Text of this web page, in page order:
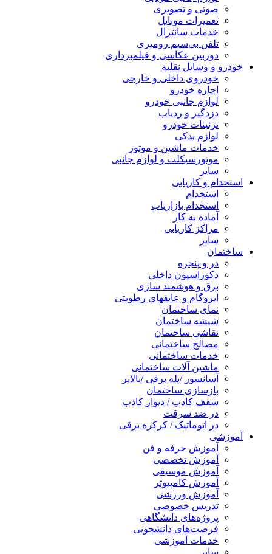
صوتی و تصویری
تعمیرات موبایل
خدمات سانترال
تلفن بی‌سیم رومیزی
دوربین عکاسی و فیلمبرداری
خودرو و وسایل نقلیه
خودروی داخلی و خارجی
اجاره خودرو
لوازم جانبی خودرو
دزدگیر و ردیاب
تزئینات خودرو
لوازم یدکی
خدمات ماشین و موتور
موتورسیکلت و لوازم جانبی
سایر
استخدام و کاریابی
استخدام
استخدام بازاریاب
آماده به کار
مراکز کاریابی
سایر
ساختمان
در و پنجره
دکوراسیون داخلی
برق و هوشمند سازی
ایزوگام و عایقهای رطوبتی
نمای ساختمان
شیشه ساختمان
نقاشی ساختمان
مصالح ساختمانی
خدمات ساختمانی
ماشین آلات ساختمانی
آسانسور /پله برقی /بالابر
بازسازی ساختمان
سقف کاذب / دیوار کاذب
در ضد سرقت
در اتوماتیک / کرکره برقی
آموزشی
آموزش حرفه و فن
آموزش تخصصی
آموزش موسیقی
آموزش کامپیوتر
آموزش ورزشی
تدریس خصوصی
پروژه‌های دانشگاهی
فرصت‌های دانشجویی
خدمات آموزشی